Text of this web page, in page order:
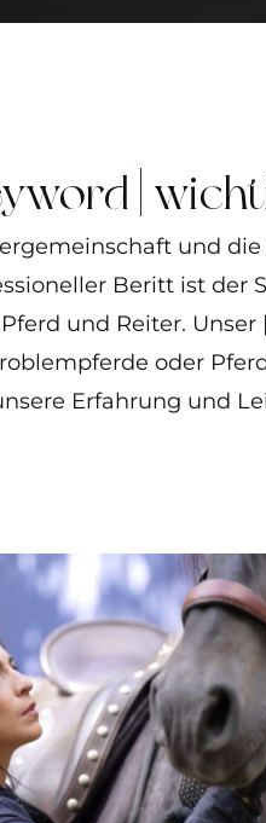
und die
Beritt ist der
und Reiter.
oder
Erfahrung und